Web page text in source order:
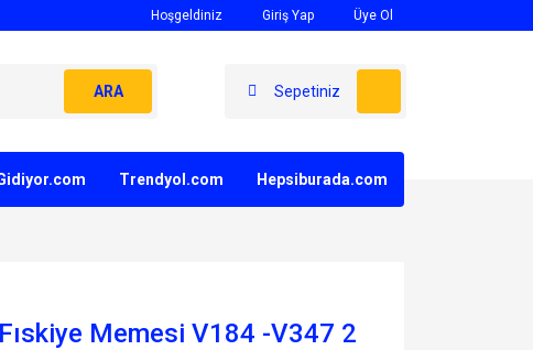
Hoşgeldiniz Giriş Yap Üye Ol
ARA Sepetiniz
Trendyol.com Hepsiburada.com
Memesi V184 -V347 2